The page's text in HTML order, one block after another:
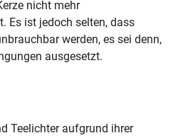
nicht mehr
Es ist jedoch selten, dass
werden, es sei denn,
ausgesetzt.
Teelichter aufgrund ihrer